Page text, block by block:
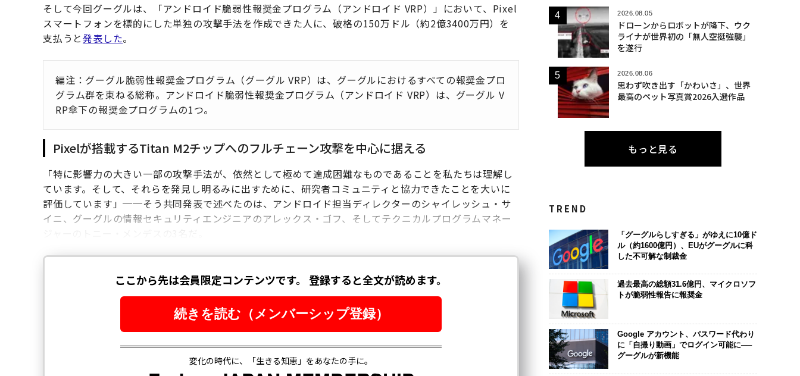
そして今回グーグルは、「アンドロイド脆弱性報奨金プログラム（アンドロイド VRP）」において、Pixel
スマートフォンを標的にした単独の攻撃手法を作成できた人に、破格の150万ドル（約2億3400万円）を
支払うと発表した。
編注：グーグル脆弱性報奨金プログラム（グーグル VRP）は、グーグルにおけるすべての報奨金プロ
グラム群を束ねる総称。アンドロイド脆弱性報奨金プログラム（アンドロイド VRP）は、グーグル V
RP傘下の報奨金プログラムの1つ。
Pixelが搭載するTitan M2チップへのフルチェーン攻撃を中心に据える
「特に影響力の大きい一部の攻撃手法が、依然として極めて達成困難なものであることを私たちは理解し
ています。そして、それらを発見し明るみに出すために、研究者コミュニティと協力できたことを大いに
評価しています」──そう共同発表で述べたのは、アンドロイド担当ディレクターのシャイレッシュ・サ
イニ、グーグルの情報セキュリティエンジニアのアレックス・ゴフ、そしてテクニカルプログラムマネー
2026.08.05
ドローンからロボットが降下、ウク
ライナが世界初の「無人空挺強襲」
を遂行
2026.08.06
思わず吹き出す「かわいさ」、世界
最高のペット写真賞2026入選作品
もっと見る
TREND
「グーグルらしすぎる」がゆえに10億ド
ル（約1600億円）、EUがグーグルに科
した不可解な制裁金
過去最高の総額31.6億円、マイクロソフ
トが脆弱性報告に報奨金
Google アカウント、パスワード代わり
に「自撮り動画」でログイン可能に──
グーグルが新機能